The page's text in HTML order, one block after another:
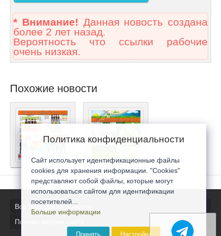
* Внимание! Данная новость создана
более 2 лет назад.
Вероятность что ссылки рабочие
очень низкая.
Похожие новости
Все последние новости
Полная версия сайта
Политика конфиденциальности
Сайт использует идентификационные файлы
cookies для хранения информации. "Cookies"
представляют собой файлы, которые могут
использоваться сайтом для идентификации
посетителей...
Больше информации
Принять Настройка